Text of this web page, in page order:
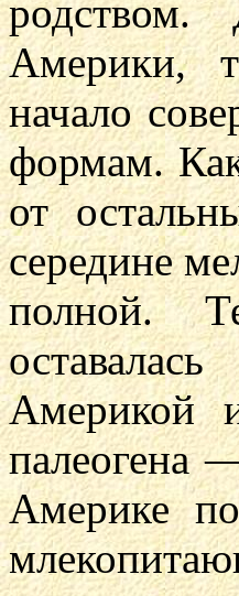
Америки,
начало
формам.
от
середине
полной.
Америкой
палеогена
Америке